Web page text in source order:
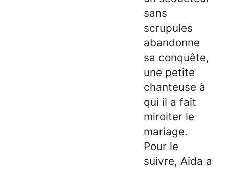
sans
scrupules
abandonne
sa conquête,
une petite
chanteuse à
qui il a fait
miroiter le
mariage.
Pour le
suivre, Aida a